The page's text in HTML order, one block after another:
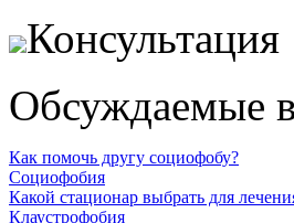
Консультация
Обсуждаемые
Как помочь другу социофобу?
Социофобия
Какой стационар выбрать для
Клаустрофобия